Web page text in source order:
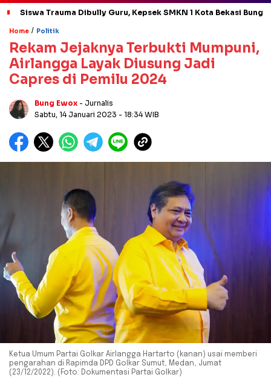
Siswa Trauma Dibully Guru, Kepsek SMKN 1 Kota Bekasi
Home / Politik
Rekam Jejaknya Terbukti Mumpuni,
Airlangga Layak Diusung Jadi
Capres di Pemilu 2024
Bung Ewox - Jurnalis
Sabtu, 14 Januari 2023 - 18:34 WIB
Ketua Umum Partai Golkar Airlangga Hartarto (kanan) usai memberi
pengarahan di Rapimda DPD Golkar Sumut, Medan, Jumat
(23/12/2022). (Foto: Dokumentasi Partai Golkar)